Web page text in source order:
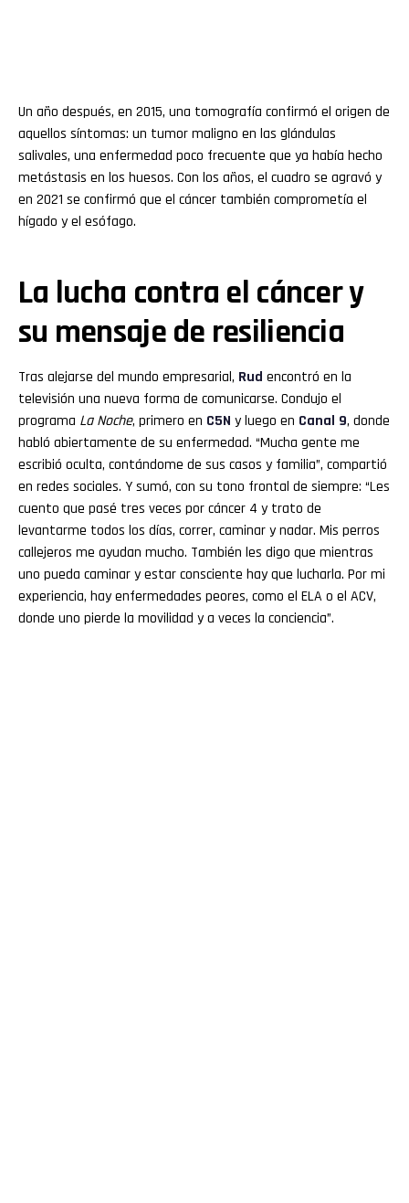
Un año después, en 2015, una tomografía confirmó el origen de
aquellos síntomas: un tumor maligno en las glándulas
salivales, una enfermedad poco frecuente que ya había hecho
metástasis en los huesos. Con los años, el cuadro se agravó y
en 2021 se confirmó que el cáncer también comprometía el
hígado y el esófago.
La lucha contra el cáncer y
su mensaje de resiliencia
Tras alejarse del mundo empresarial, Rud encontró en la
televisión una nueva forma de comunicarse. Condujo el
programa La Noche, primero en C5N y luego en Canal 9, donde
habló abiertamente de su enfermedad. “Mucha gente me
escribió oculta, contándome de sus casos y familia”, compartió
en redes sociales. Y sumó, con su tono frontal de siempre: “Les
cuento que pasé tres veces por cáncer 4 y trato de
levantarme todos los días, correr, caminar y nadar. Mis perros
callejeros me ayudan mucho. También les digo que mientras
uno pueda caminar y estar consciente hay que lucharla. Por mi
experiencia, hay enfermedades peores, como el ELA o el ACV,
donde uno pierde la movilidad y a veces la conciencia”.